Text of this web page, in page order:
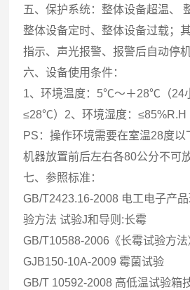
五、保护系统：整体设备超温、
整体设备定时、整体设备过载；
指示、声光报警、报警后自动停机
六、设备使用条件：
1、环境温度：5℃～＋28℃（24
≤28℃）2、环境湿度：≤85%R.H
PS：操作环境需要在室温28度以
机器放置前后左右各80公分不可
七、参照标准：
GB/T2423.16-2008 电工电子产
验方法 试验J和导则:长霉
GB/T10588-2006《长霉试验方法
GJB150-10A-2009 霉菌试验
GB/T 10592-2008 高低温试验箱